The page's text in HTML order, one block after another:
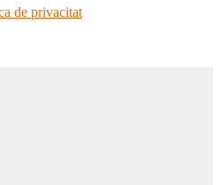
de privacitat